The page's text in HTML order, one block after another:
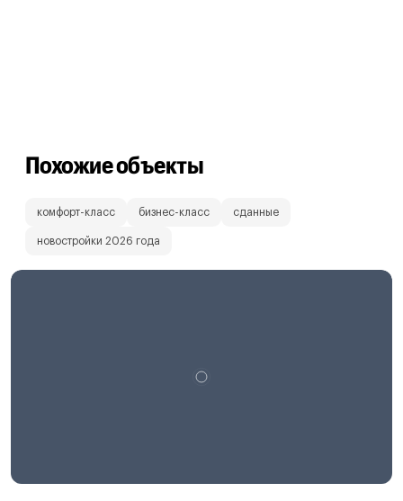
Похожие объекты
комфорт-класс бизнес-класс сданные
новостройки 2026 года